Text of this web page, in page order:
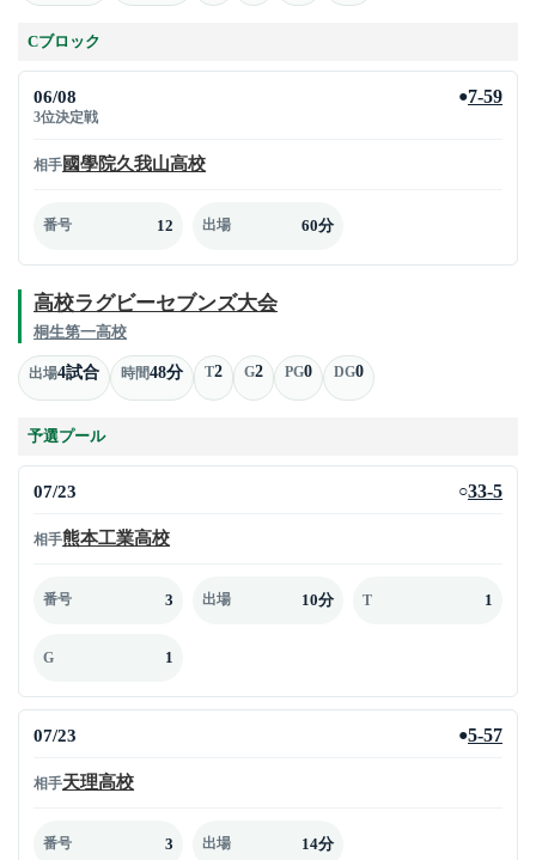
Cブロック
06/08
3位決定戦
●7-59
相手國學院久我山高校
番号 12 出場 60分
高校ラグビーセブンズ大会
桐生第一高校
出場4試合 時間48分 T2 G2 PG0 DG0
予選プール
07/23 ○33-5
相手熊本工業高校
番号 3 出場 10分 T 1
G 1
07/23 ●5-57
相手天理高校
番号 3 出場 14分